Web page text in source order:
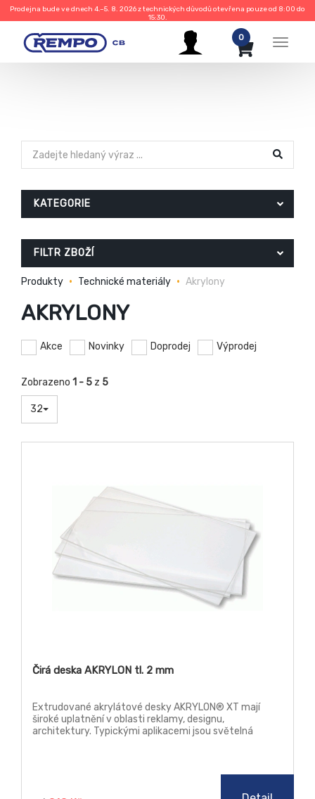
Prodejna bude ve dnech 4.–5. 8. 2026 z technických důvodů otevřena pouze od 8:00 do
15:30.
Menu
0
KATEGORIE
FILTR ZBOŽÍ
Produkty Technické materiály Akrylony
AKRYLONY
Akce Novinky Doprodej Výprodej
Zobrazeno 1 - 5 z 5
32
Čirá deska AKRYLON tl. 2 mm
Extrudované akrylátové desky AKRYLON® XT mají
široké uplatnění v oblasti reklamy, designu,
architektury. Typickými aplikacemi jsou světelná